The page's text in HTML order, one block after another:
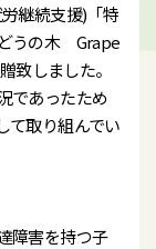
継続支援)「特
うの木 Grape
致しました。
であったため
て取り組んでい
障害を持つ子